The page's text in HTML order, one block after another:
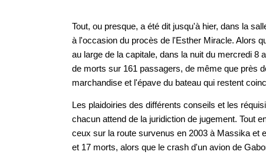
Tout, ou presque, a été dit jusqu'à hier, dans la
à l'occasion du procès de l'Esther Miracle. Alors
au large de la capitale, dans la nuit du mercredi 8
de morts sur 161 passagers, de même que près
marchandise et l'épave du bateau qui restent
Les plaidoiries des différents conseils et les
chacun attend de la juridiction de jugement. Tout
ceux sur la route survenus en 2003 à Massika et
et 17 morts, alors que le crash d'un avion de